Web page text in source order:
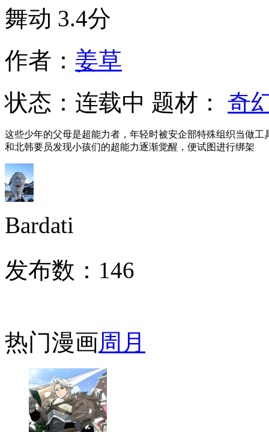
舞动 3.4分
作者： 姜草
状态： 连载中 题材： 奇
这些少年的父母是超能力者，年轻时被安企部特殊组织当做
和北韩要员发现小孩们的超能力逐渐觉醒，便试图进行绑架
Bardati
发布数： 146
热门漫画周 月